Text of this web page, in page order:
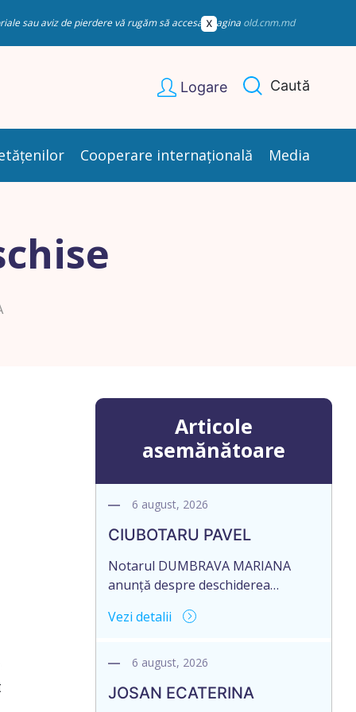
sau aviz de pierdere vă rugăm să accesați pagina old.cnm.md
Logare Caută
Cooperare internațională Media
Articole
asemănătoare
6 august, 2026
CIUBOTARU PAVEL
Notarul DUMBRAVA MARIANA
anunță despre deschiderea
decesului cet. CIUBOTARU PAVEL,
data de 21 MAI 2026, IDNP
succesibilii, că conform
Vezi detalii
6 august, 2026
JOSAN ECATERINA